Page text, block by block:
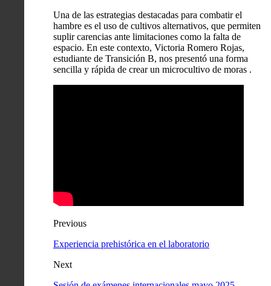
Una de las estrategias destacadas para combatir el
hambre es el uso de cultivos alternativos, que permiten
suplir carencias ante limitaciones como la falta de
espacio. En este contexto, Victoria Romero Rojas,
estudiante de Transición B, nos presentó una forma
sencilla y rápida de crear un microcultivo de moras .
Previous
Experiencia prehistórica en el laboratorio
Next